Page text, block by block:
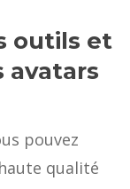
outils et
avatars
pouvez
qualité